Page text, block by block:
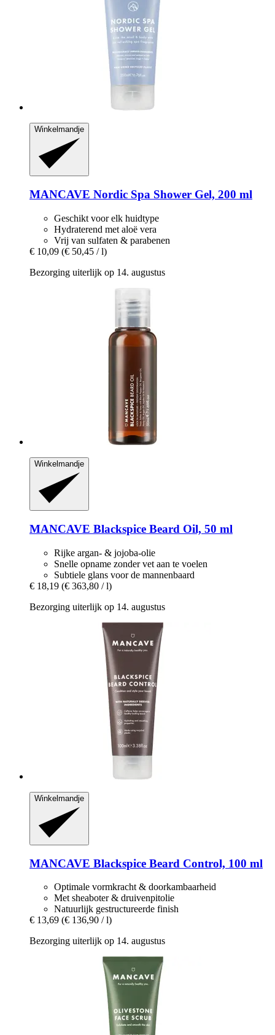
Winkelmandje
MANCAVE Nordic Spa Shower Gel, 200 ml
Geschikt voor elk huidtype
Hydraterend met aloë vera
Vrij van sulfaten & parabenen
€ 10,09 (€ 50,45 / l)
Bezorging uiterlijk op 14. augustus
Winkelmandje
MANCAVE Blackspice Beard Oil, 50 ml
Rijke argan- & jojoba-olie
Snelle opname zonder vet aan te voelen
Subtiele glans voor de mannenbaard
€ 18,19 (€ 363,80 / l)
Bezorging uiterlijk op 14. augustus
Winkelmandje
MANCAVE Blackspice Beard Control, 100 ml
Optimale vormkracht & doorkambaarheid
Met sheaboter & druivenpitolie
Natuurlijk gestructureerde finish
€ 13,69 (€ 136,90 / l)
Bezorging uiterlijk op 14. augustus